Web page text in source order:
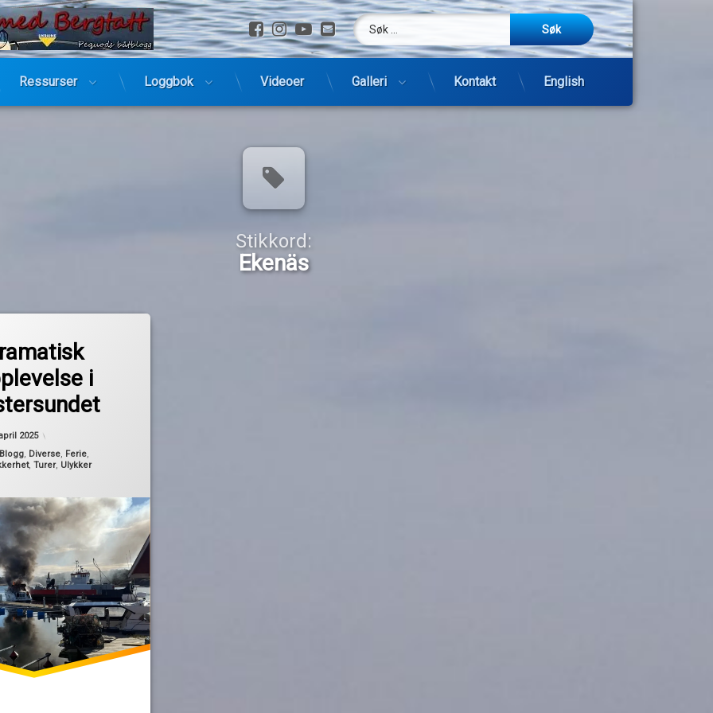
Hopp
Facebook
Instagram
YouTube
E-post
Søk etter:
Ressurser Loggbok Videoer Galleri Kontakt English
Stikkord:
Ekenäs
i
2025
Blogg, Diverse, Ferie,
,Turer, Ulykker